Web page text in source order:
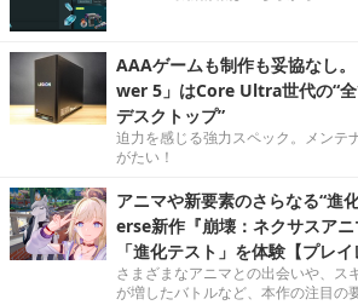
AAAゲームも制作も妥協なし
wer 5」はCore Ultra世代の“
デスクトップ”
迫力を感じる強力スペック。メンテ
がたい！
アニマや新要素のさらなる“進
erse新作『崩壊：ネクサスア
「進化テスト」を体験【プレイ
さまざまなアニマとの出会いや、ス
が増したバトルなど、本作の注目の